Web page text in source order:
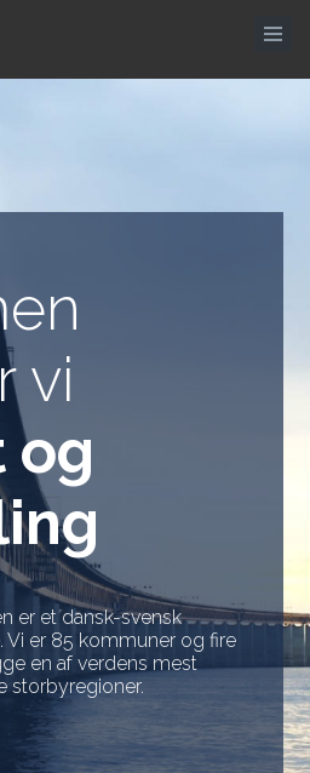
vi
er et dansk-svensk
Vi er 85 kommuner og fire
en af verdens mest
storbyregioner.